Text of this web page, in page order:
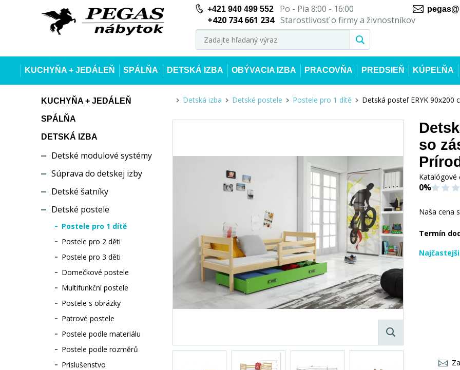
+421 940 499 552
Po - Pia 8:00 - 16:00
+420 734 661 234 Starostlivosť o firmy a živnostníkov
KUCHYŇA + JEDÁLEŇ SPÁLŇA DETSKÁ IZBA OBÝVACIA IZBA PRACOVŇA PREDSIEŇ KÚPEĽŇA
KUCHYŇA + JEDÁLEŇ
SPÁLŇA
DETSKÁ IZBA
Detské modulové systémy
Súprava do detskej izby
Detské šatníky
Detské postele
Postele pro 1 dítě
Postele pro 2 děti
Postele pro 3 děti
Domečkové postele
Multifunkční postele
Postele s obrázky
Patrové postele
Postele podle materiálu
Postele podle rozměrů
Príslušenstvo
Detská izba Detské postele Postele pro 1 dítě Detská posteľ ERYK
so
Katalógové
0%
Naša cena
Termín